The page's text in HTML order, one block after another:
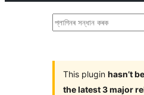
প্লাগিনৰ
This plugin hasn’t
the latest 3 major